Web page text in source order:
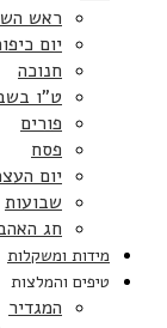
ראש
יום
חנוכה
ט”ו
פורים
פסח
יום
שבועות
חג
מידות ומשקלות
טיפים והמלצות
המגדיר